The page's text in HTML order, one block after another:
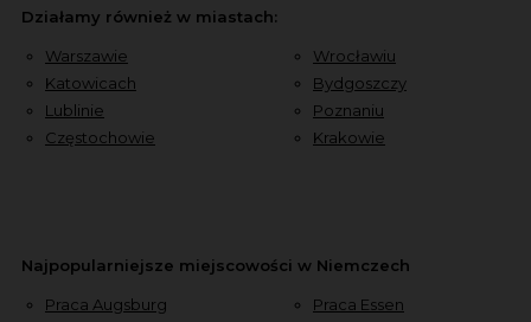
Działamy również w miastach:
Warszawie
Katowicach
Lublinie
Częstochowie
Wrocławiu
Bydgoszczy
Poznaniu
Krakowie
Najpopularniejsze miejscowości w Niemczech
Praca Augsburg
Praca Essen